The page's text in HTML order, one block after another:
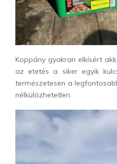
Koppány gyakran elkísért
az etetés a siker egyik
természetesen a
nélkülözhetetlen.